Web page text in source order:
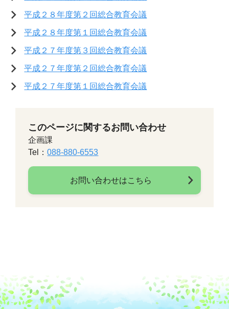
平成２８年度第２回総合教育会議
平成２８年度第１回総合教育会議
平成２７年度第３回総合教育会議
平成２７年度第２回総合教育会議
平成２７年度第１回総合教育会議
このページに関するお問い合わせ
企画課
Tel：088-880-6553
お問い合わせはこちら